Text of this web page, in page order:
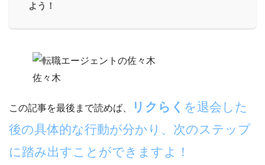
よう！
佐々木
この記事を最後まで読めば、 リクらく を退会した
後の具体的な行動が分かり、次のステップ
に踏み出すことができますよ！